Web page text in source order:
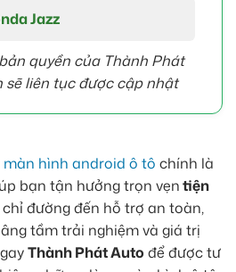
Jazz
quyền của Thành Phát
sẽ liên tục được cập nhật
màn hình android ô tô chính là
bạn tận hưởng trọn vẹntiện
đường đến hỗ trợ an toàn,
tầm trải nghiệm và giá trị
Thành Phát Auto để được tư